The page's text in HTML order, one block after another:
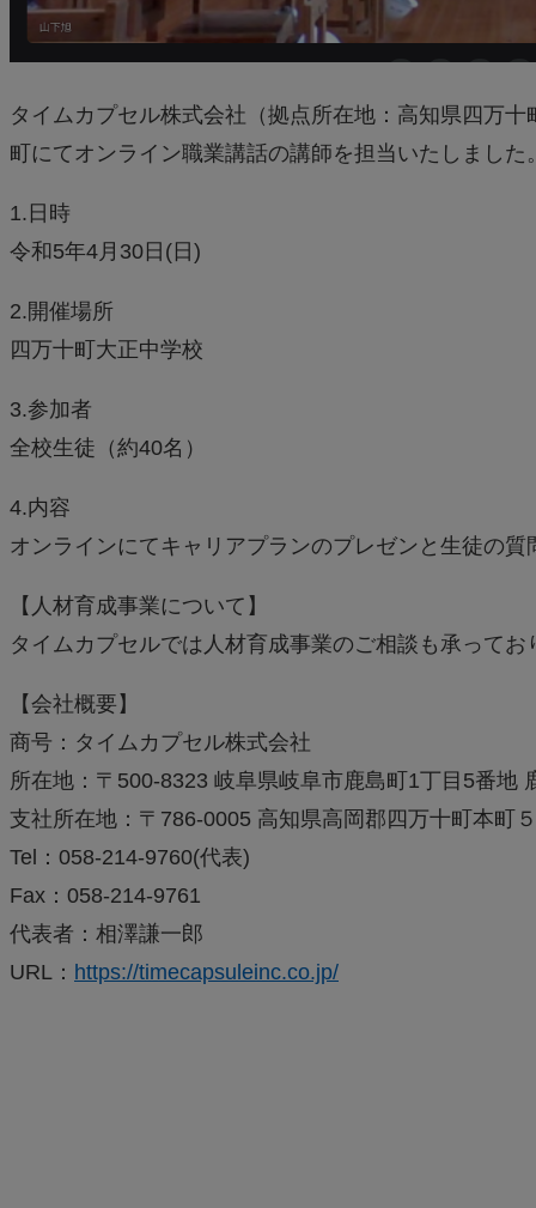
タイムカプセル株式会社（拠点所在地：高知県四万
町にてオンライン職業講話の講師を担当いたしました
1.日時
令和5年4月30日(日)
2.開催場所
四万十町大正中学校
3.参加者
全校生徒（約40名）
4.内容
オンラインにてキャリアプランのプレゼンと生徒の
【人材育成事業について】
タイムカプセルでは人材育成事業のご相談も承って
【会社概要】
商号：タイムカプセル株式会社
所在地：〒500-8323 岐阜県岐阜市鹿島町1丁目5番地
支社所在地：〒786-0005 高知県高岡郡四万十町本町
Tel：058-214-9760(代表)
Fax：058-214-9761
代表者：相澤謙一郎
URL： https://timecapsuleinc.co.jp/